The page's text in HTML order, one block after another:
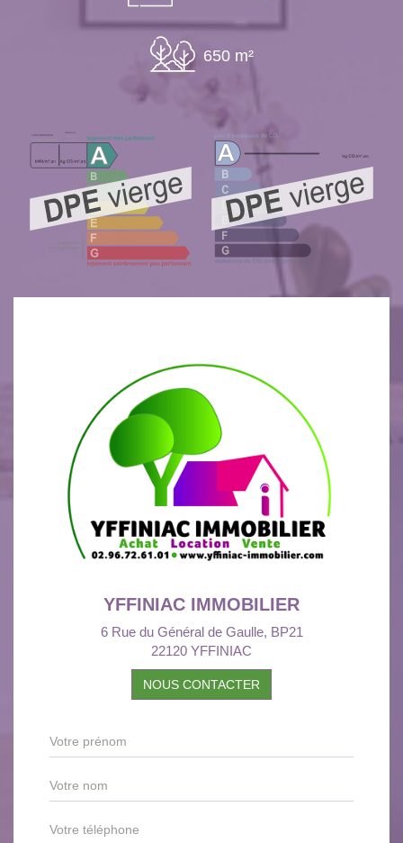
650 m²
YFFINIAC IMMOBILIER
6 Rue du Général de Gaulle, BP21
22120 YFFINIAC
NOUS CONTACTER